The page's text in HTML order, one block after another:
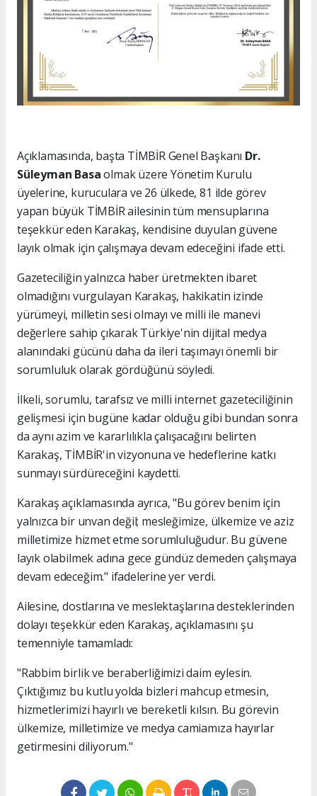
Açıklamasında, başta TİMBİR Genel Başkanı Dr.
Süleyman Basaolmak üzere Yönetim Kurulu
üyelerine, kuruculara ve 26 ülkede, 81 ilde görev
yapan büyük TİMBİR ailesinin tüm mensuplarına
teşekkür eden Karakaş, kendisine duyulan güvene
layık olmak için çalışmaya devam edeceğini ifade etti.
Gazeteciliğin yalnızca haber üretmekten ibaret
olmadığını vurgulayan Karakaş, hakikatin izinde
yürümeyi, milletin sesi olmayı ve milli ile manevi
değerlere sahip çıkarak Türkiye'nin dijital medya
alanındaki gücünü daha da ileri taşımayı önemli bir
sorumluluk olarak gördüğünü söyledi.
İlkeli, sorumlu, tarafsız ve milli internet gazeteciliğinin
gelişmesi için bugüne kadar olduğu gibi bundan sonra
da aynı azim ve kararlılıkla çalışacağını belirten
Karakaş, TİMBİR'in vizyonuna ve hedeflerine katkı
sunmayı sürdüreceğini kaydetti.
Karakaş açıklamasında ayrıca, "Bu görev benim için
yalnızca bir unvan değil; mesleğimize, ülkemize ve aziz
milletimize hizmet etme sorumluluğudur. Bu güvene
layık olabilmek adına gece gündüz demeden çalışmaya
devam edeceğim." ifadelerine yer verdi.
Ailesine, dostlarına ve meslektaşlarına desteklerinden
dolayı teşekkür eden Karakaş, açıklamasını şu
temenniyle tamamladı:
"Rabbim birlik ve beraberliğimizi daim eylesin.
Çıktığımız bu kutlu yolda bizleri mahcup etmesin,
hizmetlerimizi hayırlı ve bereketli kılsın. Bu görevin
ülkemize, milletimize ve medya camiamıza hayırlar
getirmesini diliyorum."